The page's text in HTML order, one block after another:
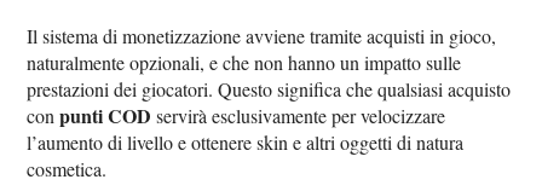
Il sistema di monetizzazione avviene tramite acquisti in gioco,
naturalmente opzionali, e che non hanno un impatto sulle
prestazioni dei giocatori. Questo significa che qualsiasi acquisto
conpunti COD servirà esclusivamente per velocizzare
l’aumento di livello e ottenere skin e altri oggetti di natura
cosmetica.